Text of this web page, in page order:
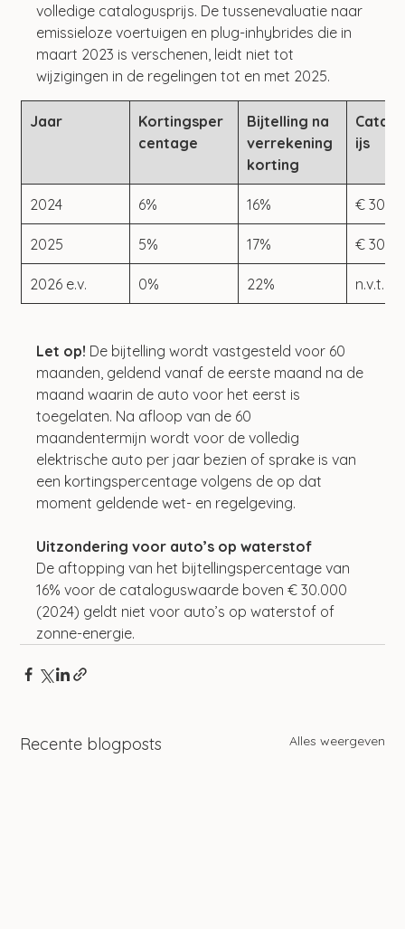
volledige catalogusprijs. De tussenevaluatie naar
emissieloze voertuigen en plug-inhybrides die in
maart 2023 is verschenen, leidt niet tot
wijzigingen in de regelingen tot en met 2025.
Jaar
Kortingsper
centage
Bijtelling na
verrekening
korting
ijs
2024 6% 16% €
2025 5% 17% €
2026 e.v. 0% 22% n.v.t.
Let op! De bijtelling wordt vastgesteld voor 60
maanden, geldend vanaf de eerste maand na de
maand waarin de auto voor het eerst is
toegelaten. Na afloop van de 60
maandentermijn wordt voor de volledig
elektrische auto per jaar bezien of sprake is van
een kortingspercentage volgens de op dat
moment geldende wet- en regelgeving.
Uitzondering voor auto’s op waterstof
De aftopping van het bijtellingspercentage van
16% voor de cataloguswaarde boven € 30.000
(2024) geldt niet voor auto’s op waterstof of
zonne-energie.
Recente blogposts Alles weergeven